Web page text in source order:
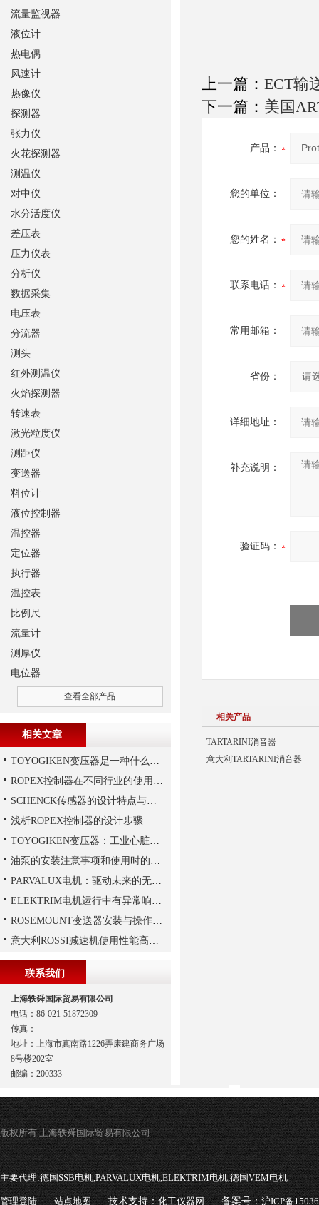
上一篇： ECT输
下一篇： 美国
产品：
您的单位：
您的姓名：
联系电话：
常用邮箱：
省份：
详细地址：
补充说明：
验证码：
相关产品
TARTARINI消音器
意大利TARTARINI消音器
流量监视器
液位计
热电偶
风速计
热像仪
探测器
张力仪
火花探测器
测温仪
对中仪
水分活度仪
差压表
压力仪表
分析仪
数据采集
电压表
分流器
测头
红外测温仪
火焰探测器
转速表
激光粒度仪
测距仪
变送器
料位计
液位控制器
温控器
定位器
执行器
温控表
比例尺
流量计
测厚仪
电位器
查看全部产品
相关文章
TOYOGIKEN变压器是一种什么设备
ROPEX控制器在不同行业的使用规范
SCHENCK传感器的设计特点与优势
浅析ROPEX控制器的设计步骤
TOYOGIKEN变压器：工业心脏的“隐形守护者”
油泵的安装注意事项和使用时的维护
PARVALUX电机：驱动未来的无限可能
ELEKTRIM电机运行中有异常响声是什么原因？
ROSEMOUNT变送器安装与操作步骤
意大利ROSSI减速机使用性能高、持久，运行平稳
联系我们
上海轶舜国际贸易有限公司
电话：86-021-51872309
传真：
地址：上海市真南路1226弄康建商务广场
8号楼202室
邮编：200333
版权所有 上海轶舜国际贸易有限公司
主要代理:德国SSB电机,PARVALUX电机,ELEKTRIM电机,德国VEM电机
管理登陆 站点地图 技术支持：化工仪器网 备案号：沪ICP备